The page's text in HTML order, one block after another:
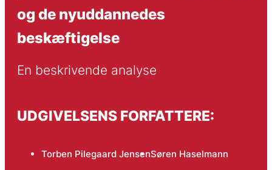
og de nyuddannedes
beskæftigelse
En beskrivende analyse
UDGIVELSENS FORFATTERE:
Torben Pilegaard JensenSøren Haselmann